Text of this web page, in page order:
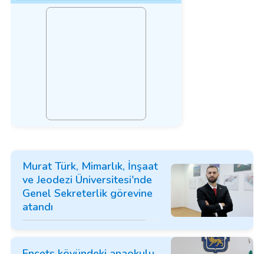
Murat Türk, Mimarlık, İnşaat
ve Jeodezi Üniversitesi'nde
Genel Sekreterlik görevine
atandı